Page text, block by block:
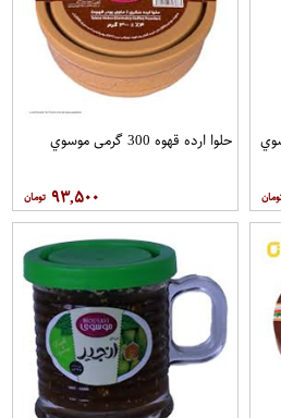
حلوا ارده قهوه 300 گرمی موسوي
۹۳,۵۰۰